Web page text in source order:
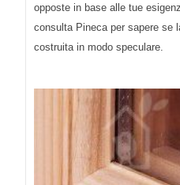
opposte in base alle tue
consulta Pineca per sapere se
costruita in modo speculare.